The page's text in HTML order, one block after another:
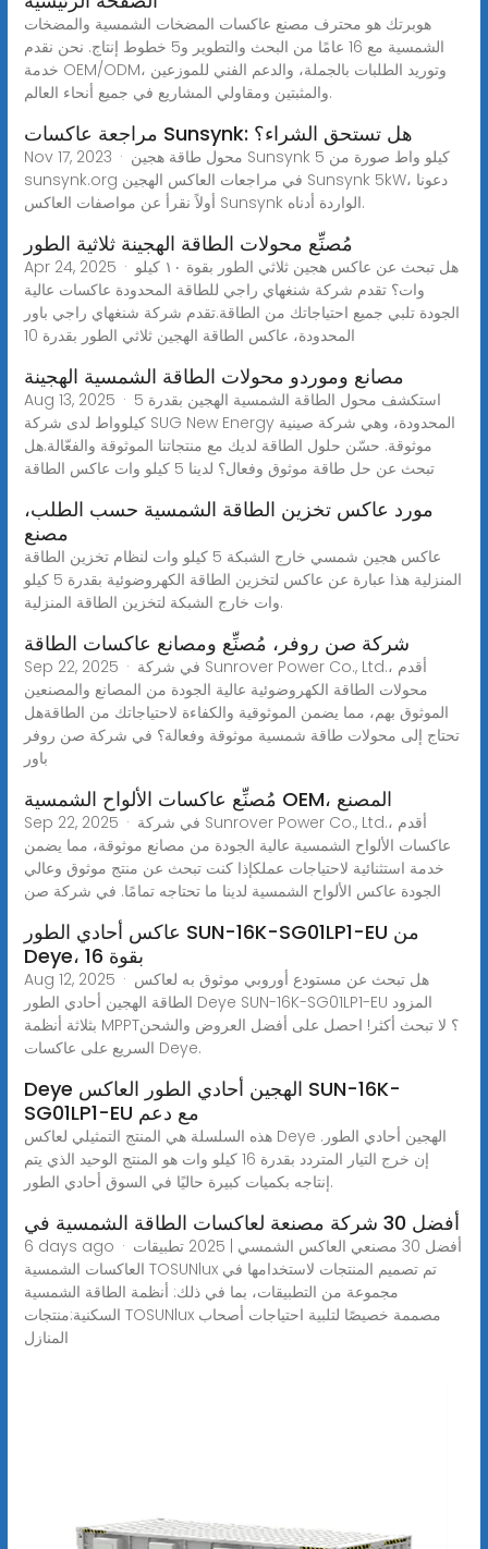
هوبرتك هو محترف مصنع عاكسات المضخات الشمسية والمضخات
الشمسية مع 16 عامًا من البحث والتطوير و5 خطوط إنتاج. نحن نقدم
خدمة OEM/ODM، وتوريد الطلبات بالجملة، والدعم الفني للموزعين
والمثبتين ومقاولي المشاريع في جميع أنحاء العالم.
مراجعة عاكسات Sunsynk: هل تستحق الشراء؟
Nov 17, 2023 · محول طاقة هجين Sunsynk 5 كيلو واط صورة من
sunsynk.org في مراجعات العاكس الهجين Sunsynk 5kW، دعونا
أولاً نقرأ عن مواصفات العاكس Sunsynk الواردة أدناه.
مُصنِّع محولات الطاقة الهجينة ثلاثية الطور
Apr 24, 2025 · هل تبحث عن عاكس هجين ثلاثي الطور بقوة ١٠ كيلو
وات؟ تقدم شركة شنغهاي راجي للطاقة المحدودة عاكسات عالية
الجودة تلبي جميع احتياجاتك من الطاقة.تقدم شركة شنغهاي راجي باور
المحدودة، عاكس الطاقة الهجين ثلاثي الطور بقدرة 10
مصانع وموردو محولات الطاقة الشمسية الهجينة
Aug 13, 2025 · استكشف محول الطاقة الشمسية الهجين بقدرة 5
كيلوواط لدى شركة SUG New Energy المحدودة، وهي شركة صينية
موثوقة. حسّن حلول الطاقة لديك مع منتجاتنا الموثوقة والفعّالة.هل
تبحث عن حل طاقة موثوق وفعال؟ لدينا 5 كيلو وات عاكس الطاقة
مورد عاكس تخزين الطاقة الشمسية حسب الطلب،
مصنع
عاكس هجين شمسي خارج الشبكة 5 كيلو وات لنظام تخزين الطاقة
المنزلية هذا عبارة عن عاكس لتخزين الطاقة الكهروضوئية بقدرة 5 كيلو
وات خارج الشبكة لتخزين الطاقة المنزلية.
شركة صن روفر، مُصنِّع ومصانع عاكسات الطاقة
Sep 22, 2025 · في شركة Sunrover Power Co., Ltd.، أقدم
محولات الطاقة الكهروضوئية عالية الجودة من المصانع والمصنعين
الموثوق بهم، مما يضمن الموثوقية والكفاءة لاحتياجاتك من الطاقةهل
تحتاج إلى محولات طاقة شمسية موثوقة وفعالة؟ في شركة صن روفر
باور
مُصنِّع عاكسات الألواح الشمسية OEM، المصنع
Sep 22, 2025 · في شركة Sunrover Power Co., Ltd.، أقدم
عاكسات الألواح الشمسية عالية الجودة من مصانع موثوقة، مما يضمن
خدمة استثنائية لاحتياجات عملكإذا كنت تبحث عن منتج موثوق وعالي
الجودة عاكس الألواح الشمسية لدينا ما تحتاجه تمامًا. في شركة صن
عاكس أحادي الطور SUN-16K-SG01LP1-EU من
Deye، بقوة 16
Aug 12, 2025 · هل تبحث عن مستودع أوروبي موثوق به لعاكس
الطاقة الهجين أحادي الطور Deye SUN-16K-SG01LP1-EU المزود
بثلاثة أنظمة MPPT؟ لا تبحث أكثر! احصل على أفضل العروض والشحن
السريع على عاكسات Deye.
Deye الهجين أحادي الطور العاكس SUN-16K-
SG01LP1-EU مع دعم
هذه السلسلة هي المنتج التمثيلي لعاكس Deye الهجين أحادي الطور.
إن خرج التيار المتردد بقدرة 16 كيلو وات هو المنتج الوحيد الذي يتم
إنتاجه بكميات كبيرة حاليًا في السوق أحادي الطور.
أفضل 30 شركة مصنعة لعاكسات الطاقة الشمسية في
6 days ago · أفضل 30 مصنعي العاكس الشمسي | 2025 تطبيقات
العاكسات الشمسية TOSUNlux تم تصميم المنتجات لاستخدامها في
مجموعة من التطبيقات، بما في ذلك: أنظمة الطاقة الشمسية
السكنية:منتجات TOSUNlux مصممة خصيصًا لتلبية احتياجات أصحاب
المنازل